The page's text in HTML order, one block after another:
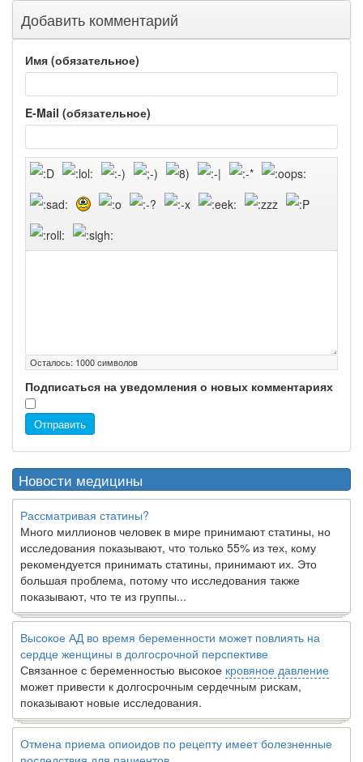
Добавить комментарий
Имя (обязательное)
E-Mail (обязательное)
Осталось: 1000символов
Подписаться на уведомления о новых комментариях
Отправить
Новости медицины
Рассматривая статины?
Много миллионов человек в мире принимают статины, но
исследования показывают, что только 55% из тех, кому
рекомендуется принимать статины, принимают их. Это
большая проблема, потому что исследования также
показывают, что те из группы...
Высокое АД во время беременности может повлиять на
сердце женщины в долгосрочной перспективе
Связанное с беременностью высокое кровяное давление
может привести к долгосрочным сердечным рискам,
показывают новые исследования.
Отмена приема опиоидов по рецепту имеет болезненные